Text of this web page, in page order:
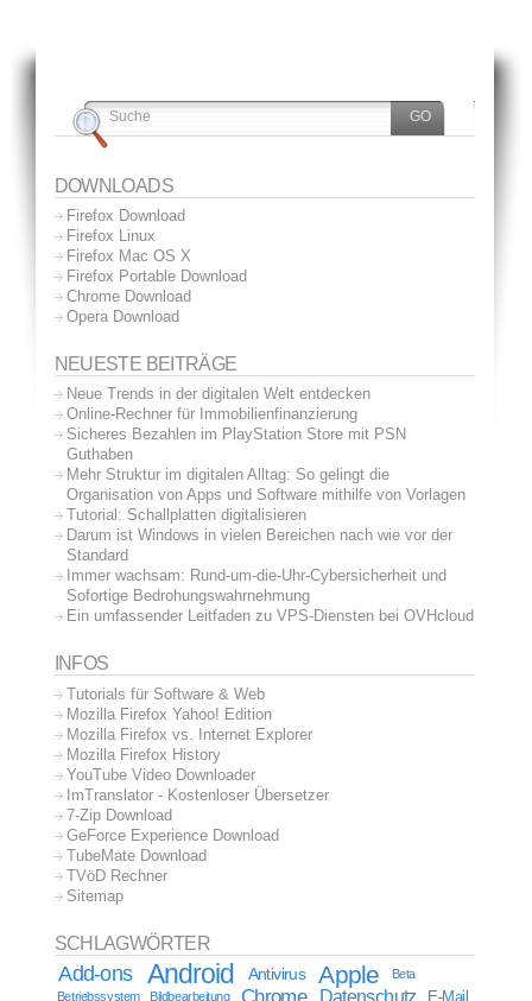
DOWNLOADS
Firefox Download
Firefox Linux
Firefox Mac OS X
Firefox Portable Download
Chrome Download
Opera Download
NEUESTE BEITRÄGE
Neue Trends in der digitalen Welt entdecken
Online-Rechner für Immobilienfinanzierung
Sicheres Bezahlen im PlayStation Store mit PSN
Guthaben
Mehr Struktur im digitalen Alltag: So gelingt die
Organisation von Apps und Software mithilfe von Vorlagen
Tutorial: Schallplatten digitalisieren
Darum ist Windows in vielen Bereichen nach wie vor der
Standard
Immer wachsam: Rund-um-die-Uhr-Cybersicherheit und
Sofortige Bedrohungswahrnehmung
Ein umfassender Leitfaden zu VPS-Diensten bei OVHcloud
INFOS
Tutorials für Software & Web
Mozilla Firefox Yahoo! Edition
Mozilla Firefox vs. Internet Explorer
Mozilla Firefox History
YouTube Video Downloader
ImTranslator - Kostenloser Übersetzer
7-Zip Download
GeForce Experience Download
TubeMate Download
TVöD Rechner
Sitemap
SCHLAGWÖRTER
Add-ons Android Antivirus Apple
Beta
Betriebssystem
Bildbearbeitung Chrome Datenschutz E-Mail